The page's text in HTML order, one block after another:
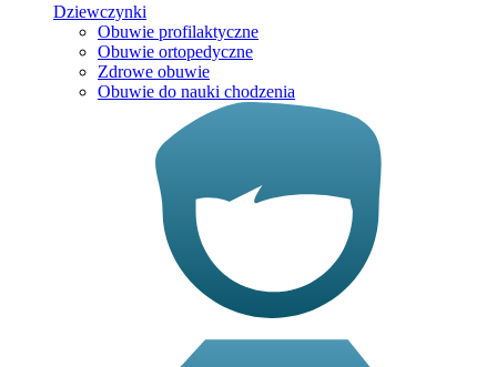
Dziewczynki
Obuwie profilaktyczne
Obuwie ortopedyczne
Zdrowe obuwie
Obuwie do nauki chodzenia